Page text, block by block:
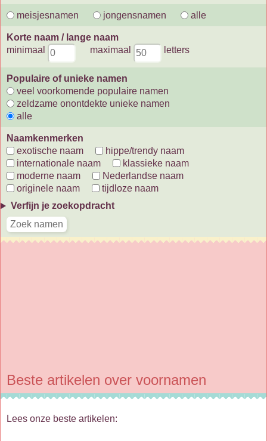
meisjesnamen jongensnamen alle
Korte naam / lange naam
minimaal
maximaal letters
Populaire of unieke namen
veel voorkomende populaire namen
zeldzame onontdekte unieke namen
alle
Naamkenmerken
exotische naam
hippe/trendy naam
internationale naam
klassieke naam
moderne naam
Nederlandse naam
originele naam
tijdloze naam
Verfijn je zoekopdracht
Beste artikelen over voornamen
Lees onze beste artikelen: